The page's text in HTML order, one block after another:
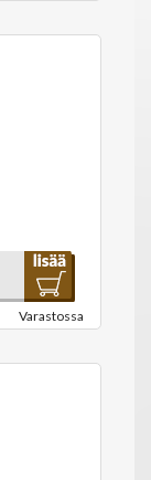
Varastossa